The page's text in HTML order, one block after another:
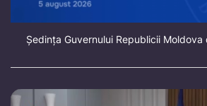
Ședința Guvernului Republicii